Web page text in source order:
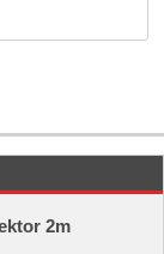
2m